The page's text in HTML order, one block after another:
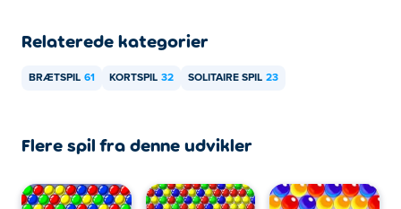
Relaterede kategorier
BRÆTSPIL 61 KORTSPIL 32 SOLITAIRE SPIL 23
Flere spil fra denne udvikler